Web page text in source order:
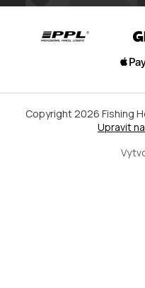
Copyright 2026 Fishing
Upravit